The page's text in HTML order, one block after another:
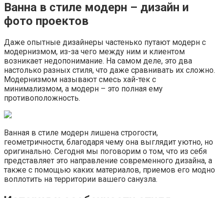
Ванна в стиле модерн – дизайн и
фото проектов
Даже опытные дизайнеры частенько путают модерн с
модернизмом, из-за чего между ним и клиентом
возникает недопонимание. На самом деле, это два
настолько разных стиля, что даже сравнивать их сложно.
Модернизмом называют смесь хай-тек с
минимализмом, а модерн – это полная ему
противоположность.
Ванная в стиле модерн лишена строгости,
геометричности, благодаря чему она выглядит уютно, но
оригинально. Сегодня мы поговорим о том, что из себя
представляет это направление современного дизайна, а
также с помощью каких материалов, приемов его модно
воплотить на территории вашего санузла.